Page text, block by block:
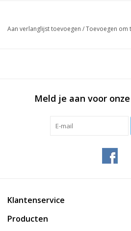
Aan verlanglijst toevoegen /Toevoegen om
Meld je aan voor
Klantenservice
Producten